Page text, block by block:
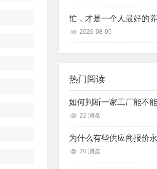
忙，才是一个人最好的
2026-08-05
热门阅读
如何判断一家工厂能不
22 浏览
为什么有些供应商报价
20 浏览